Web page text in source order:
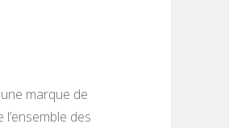
marque de
des